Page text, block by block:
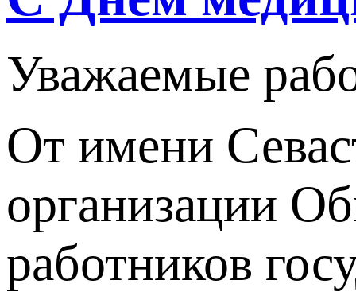
Уважаемые
От имени
организации
работников